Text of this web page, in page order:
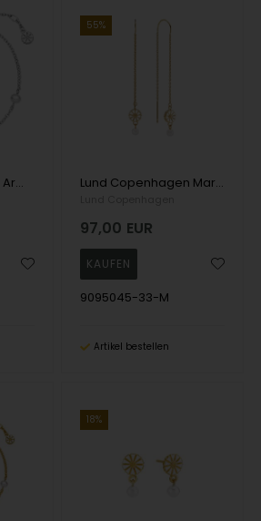
Lund Copenhagen Armband, model 9015039-33-H
55%
Lund Copenhagen Marguerit Ohrring, model 9095045-33-M
97,00 EUR
9095045-33-M
Artikel bestellen
18%